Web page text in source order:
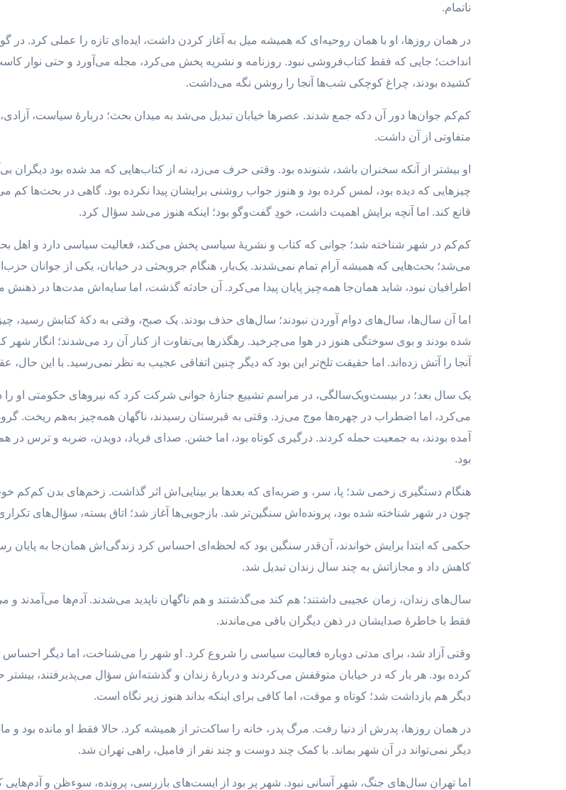
ناتمام.
در همان روزها، او با همان روحیه‌ای که همیشه میل به آغاز کردن داشت، ایده‌ای تازه را عملی کرد. در
انداخت؛ جایی که فقط کتاب‌فروشی نبود. روزنامه و نشریه پخش می‌کرد، مجله می‌آورد و حتی نوار
کشیده بودند، چراغ کوچکی شب‌ها آنجا را روشن نگه می‌داشت.
کم‌کم جوان‌ها دور آن دکه جمع شدند. عصرها خیابان تبدیل می‌شد به میدان بحث؛ دربارهٔ سیاست،
متفاوتی از آن داشت.
او بیشتر از آنکه سخنران باشد، شنونده بود. وقتی حرف می‌زد، نه از کتاب‌هایی که مد شده بود دیگران
چیزهایی که دیده بود، لمس کرده بود و هنوز جواب روشنی برایشان پیدا نکرده بود. گاهی در بحث‌ها
قانع کند. اما آنچه برایش اهمیت داشت، خودِ گفت‌وگو بود؛ اینکه هنوز می‌شد سؤال کرد.
کم‌کم در شهر شناخته شد؛ جوانی که کتاب و نشریهٔ سیاسی پخش می‌کند، فعالیت سیاسی دارد و
می‌شد؛ بحث‌هایی که همیشه آرام تمام نمی‌شدند. یک‌بار، هنگام جروبحثی در خیابان، یکی از جوانان
اطرافیان نبود، شاید همان‌جا همه‌چیز پایان پیدا می‌کرد. آن حادثه گذشت، اما سایه‌اش مدت‌ها در ذهنش
اما آن سال‌ها، سال‌های دوام آوردن نبودند؛ سال‌های حذف بودند. یک صبح، وقتی به دکهٔ کتابش رسید،
شده بودند و بوی سوختگی هنوز در هوا می‌چرخید. رهگذرها بی‌تفاوت از کنار آن رد می‌شدند؛ انگار
آنجا را آتش زده‌اند. اما حقیقت تلخ‌تر این بود که دیگر چنین اتفاقی عجیب به نظر نمی‌رسید. با این حال،
یک سال بعد؛ در بیست‌ویک‌سالگی، در مراسم تشییع جنازهٔ جوانی شرکت کرد که نیروهای حکومتی او را
می‌کرد، اما اضطراب در چهره‌ها موج می‌زد. وقتی به قبرستان رسیدند، ناگهان همه‌چیز به‌هم ریخت.
آمده بودند، به جمعیت حمله کردند. درگیری کوتاه بود، اما خشن. صدای فریاد، دویدن، ضربه و ترس در
بود.
هنگام دستگیری زخمی شد؛ پا، سر، و ضربه‌ای که بعدها بر بینایی‌اش اثر گذاشت. زخم‌های بدن کم‌کم
چون در شهر شناخته شده بود، پرونده‌اش سنگین‌تر شد. بازجویی‌ها آغاز شد؛ اتاق‌ بسته، سؤال‌های
حکمی که ابتدا برایش خواندند، آن‌قدر سنگین بود که لحظه‌ای احساس کرد زندگی‌اش همان‌جا به پایان
کاهش داد و مجازاتش به چند سال زندان تبدیل شد.
سال‌های زندان، زمان عجیبی داشتند؛ هم کند می‌گذشتند و هم ناگهان ناپدید می‌شدند. آدم‌ها
فقط با خاطرهٔ صدایشان در ذهن دیگران باقی می‌ماندند.
وقتی آزاد شد، برای مدتی دوباره فعالیت سیاسی را شروع کرد. او شهر را می‌شناخت، اما دیگر احساس
کرده بود. هر بار که در خیابان متوقفش می‌کردند و دربارهٔ زندان و گذشته‌اش سؤال می‌پذیرفتند،
دیگر هم بازداشت شد؛ کوتاه و موقت، اما کافی برای اینکه بداند هنوز زیر نگاه است.
در همان روزها، پدرش از دنیا رفت. مرگ پدر، خانه را ساکت‌تر از همیشه کرد. حالا فقط او مانده بود
دیگر نمی‌تواند در آن شهر بماند. با کمک چند دوست و چند نفر از فامیل، راهی تهران شد.
اما تهرانِ سال‌های جنگ، شهر آسانی نبود. شهر پر بود از ایست‌های بازرسی، پرونده، سوءظن و آدم‌هایی که